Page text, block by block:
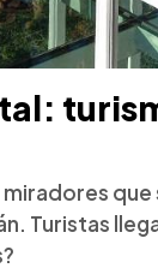
que
Turistas